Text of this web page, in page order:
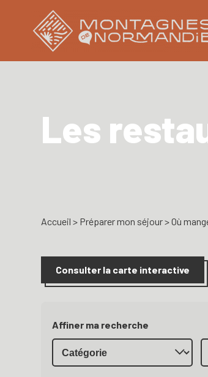
Les
Accueil > Préparer mon séjour>Où
Consulter la carte interactive
Affiner ma recherche